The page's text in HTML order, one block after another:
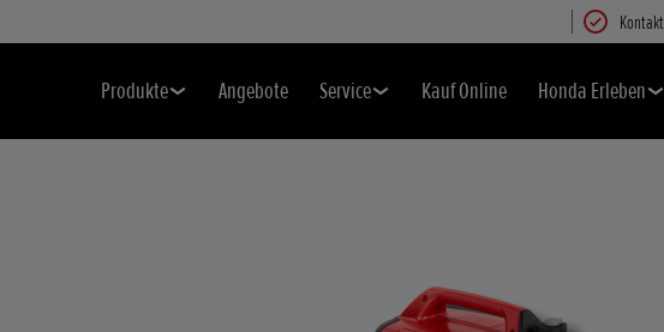
Kontakt
Produkte Angebote Service Kauf Online Honda Erleben